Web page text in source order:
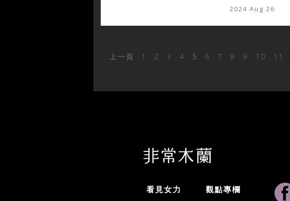
2024 Aug 26
上一頁 1 2 3 4 5 6 7 8 9 10 11
看見女力 觀點專欄